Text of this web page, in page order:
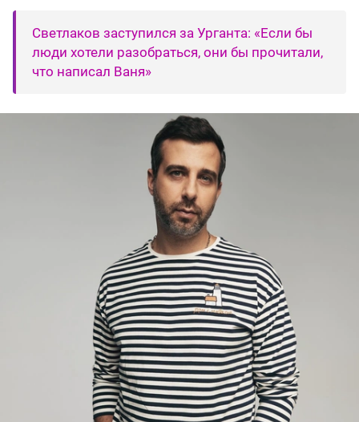
Светлаков заступился за Урганта: «Если бы
люди хотели разобраться, они бы прочитали,
что написал Ваня»